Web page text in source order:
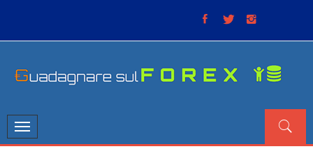
Toggle
navigation